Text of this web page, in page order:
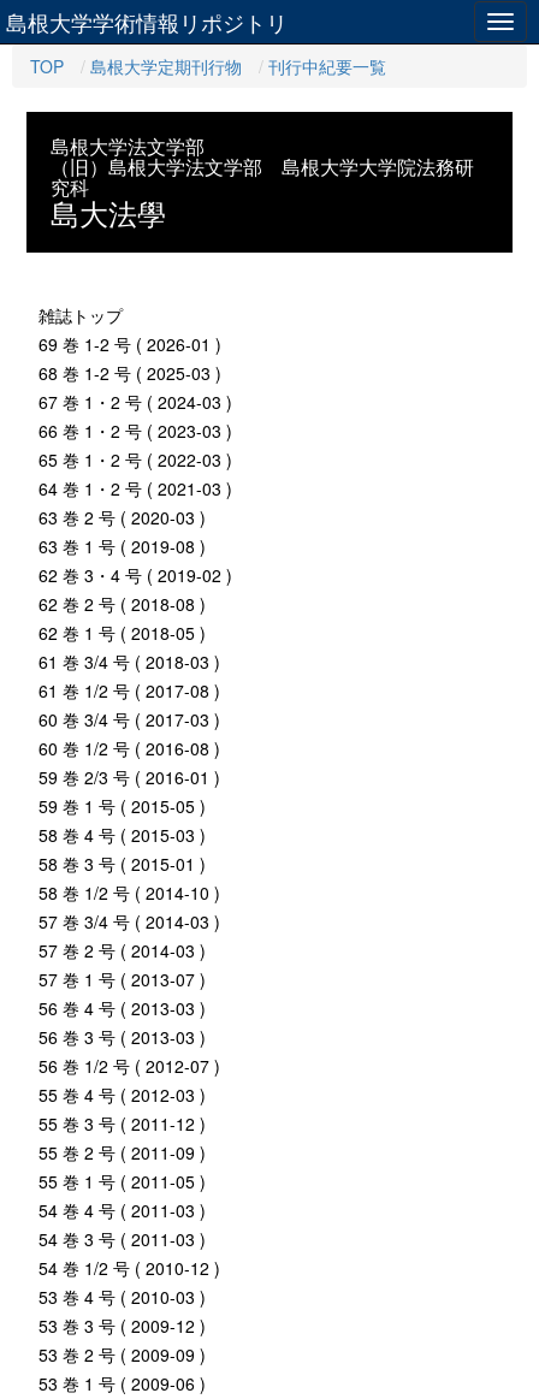
島根大学学術情報リポジトリ
TOP 島根大学定期刊行物 刊行中紀要一覧
島根大学法文学部
（旧）島根大学法文学部 島根大学大学院法務研
究科
島大法學
雑誌トップ
69 巻 1-2 号 ( 2026-01 )
68 巻 1-2 号 ( 2025-03 )
67 巻 1・2 号 ( 2024-03 )
66 巻 1・2 号 ( 2023-03 )
65 巻 1・2 号 ( 2022-03 )
64 巻 1・2 号 ( 2021-03 )
63 巻 2 号 ( 2020-03 )
63 巻 1 号 ( 2019-08 )
62 巻 3・4 号 ( 2019-02 )
62 巻 2 号 ( 2018-08 )
62 巻 1 号 ( 2018-05 )
61 巻 3/4 号 ( 2018-03 )
61 巻 1/2 号 ( 2017-08 )
60 巻 3/4 号 ( 2017-03 )
60 巻 1/2 号 ( 2016-08 )
59 巻 2/3 号 ( 2016-01 )
59 巻 1 号 ( 2015-05 )
58 巻 4 号 ( 2015-03 )
58 巻 3 号 ( 2015-01 )
58 巻 1/2 号 ( 2014-10 )
57 巻 3/4 号 ( 2014-03 )
57 巻 2 号 ( 2014-03 )
57 巻 1 号 ( 2013-07 )
56 巻 4 号 ( 2013-03 )
56 巻 3 号 ( 2013-03 )
56 巻 1/2 号 ( 2012-07 )
55 巻 4 号 ( 2012-03 )
55 巻 3 号 ( 2011-12 )
55 巻 2 号 ( 2011-09 )
55 巻 1 号 ( 2011-05 )
54 巻 4 号 ( 2011-03 )
54 巻 3 号 ( 2011-03 )
54 巻 1/2 号 ( 2010-12 )
53 巻 4 号 ( 2010-03 )
53 巻 3 号 ( 2009-12 )
53 巻 2 号 ( 2009-09 )
53 巻 1 号 ( 2009-06 )